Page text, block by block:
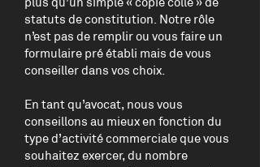
statuts de constitution. Notre rôle
n’est pas de remplir ou vous faire un
formulaire pré établi mais de vous
conseiller dans vos choix.
En tant qu’avocat, nous vous
conseillons au mieux en fonction du
type d’activité commerciale que vous
souhaitez exercer, du nombre